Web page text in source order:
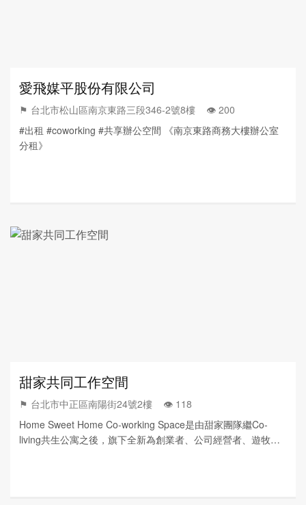
愛飛媒平股份有限公司
⚑ 台北市松山區南京東路三段346-2號8樓 👁️‍ 200
#出租 #coworking #共享辦公空間 《南京東路商務大樓辦公室
分租》
甜家共同工作空間
⚑ 台北市中正區南陽街24號2樓 👁️‍ 118
Home Sweet Home Co-working Space是由甜家團隊繼Co-
living共生公寓之後，旗下全新為創業者、公司經營者、遊牧工